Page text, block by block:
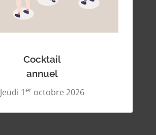
Cocktail
annuel
Jeudi 1er octobre 2026
À VENIR